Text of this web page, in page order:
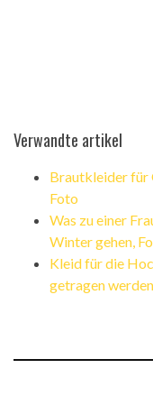
Verwandte artikel
Brautkleider für
Foto
Was zu einer
Winter gehen,
Kleid für die
getragen